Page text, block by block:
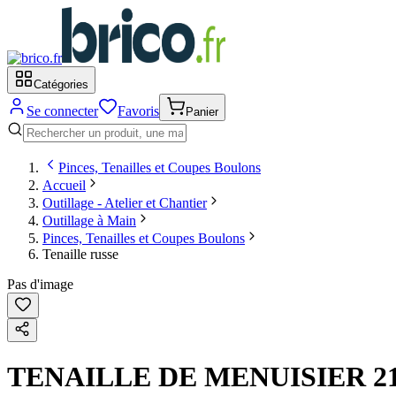
Catégories
Se connecter Favoris Panier
Pinces, Tenailles et Coupes Boulons
Accueil
Outillage - Atelier et Chantier
Outillage à Main
Pinces, Tenailles et Coupes Boulons
Tenaille russe
Pas d'image
TENAILLE DE MENUISIER